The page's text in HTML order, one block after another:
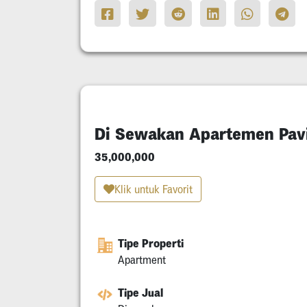
Di Sewakan Apartemen
35,000,000
Klik untuk Favorit
Tipe Properti
Apartment
Tipe Jual